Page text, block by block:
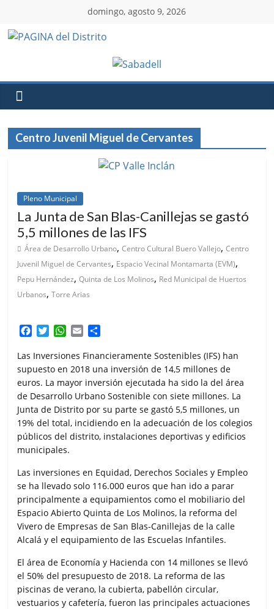
domingo, agosto 9, 2026
Centro Juvenil Miguel de Cervantes
Pleno Municipal
La Junta de San Blas-Canillejas se gastó
5,5 millones de las IFS
Área de Desarrollo Urbano,Centro Cultural Buero Vallejo,Centro
Juvenil Miguel de Cervantes, Espacio Vecinal Montamarta (EVM),
Pepu Hernández,Quinta de Los Molinos, Red Municipal de Huertos
Urbanos,Torre Arias
c
e
b
o
o
k
i
t
t
e
W
a
t
s
A
p
p
a
i
l
m
p
a
r
i
r
Las Inversiones Financieramente Sostenibles (IFS) han
supuesto en 2018 una inversión de 14,5 millones de
euros. La mayor inversión ejecutada ha sido la del área
de Desarrollo Urbano Sostenible con siete millones. La
Junta de Distrito por su parte se gastó 5,5 millones, un
19% del total, incidiendo en la adecuación de los colegios
públicos del distrito, instalaciones deportivas y edificios
municipales.
Las inversiones en Equidad, Derechos Sociales y Empleo
se ha llevado solo 116.000 euros que han ido a parar
principalmente a equipamientos como el mobiliario del
Espacio Abierto Quinta de Los Molinos, la reforma del
Vivero de Empresas de San Blas-Canillejas de la calle
Alcalá y el equipamiento de las Escuelas Infantiles.
El área de Economía y Hacienda con 14 millones se llevó
el 50% del presupuesto de 2018. La reforma de las
piscinas de verano, la cubierta, pabellón circular,
vestuarios y cafetería, fueron las principales actuaciones